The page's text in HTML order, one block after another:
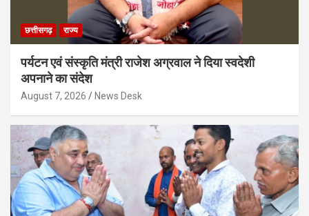
छत्तीसगढ़ राज्य
पर्यटन एवं संस्कृति मंत्री राजेश अग्रवाल ने दिया स्वदेशी
अपनाने का संदेश
August 7, 2026 News Desk